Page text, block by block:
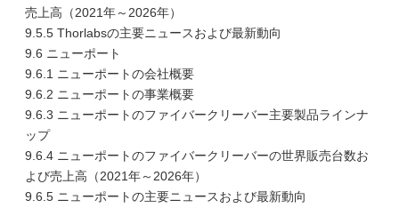
売上高（2021年～2026年）
9.5.5 Thorlabsの主要ニュースおよび最新動向
9.6 ニューポート
9.6.1 ニューポートの会社概要
9.6.2 ニューポートの事業概要
9.6.3 ニューポートのファイバークリーバー主要製品ラインナ
ップ
9.6.4 ニューポートのファイバークリーバーの世界販売台数お
よび売上高（2021年～2026年）
9.6.5 ニューポートの主要ニュースおよび最新動向